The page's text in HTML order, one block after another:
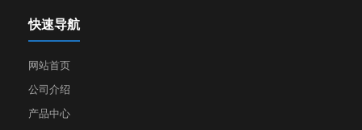
快速导航
网站首页
公司介绍
产品中心